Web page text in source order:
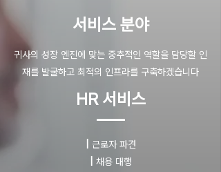
​서비스 분야
귀사의 성장 엔진에 맞는 중추적인 역할을 담당할 인
재를 발굴하고 최적의 인프라를 구축하겠습니다
HR 서비스
근로자 파견
채용 대행